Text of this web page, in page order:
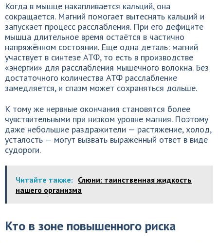
Когда в мышце накапливается кальций, она
сокращается. Магний помогает вытеснять кальций и
запускает процесс расслабления. При его дефиците
мышца длительное время остаётся в частично
напряжённом состоянии. Еще одна деталь: магний
участвует в синтезе АТФ, то есть в производстве
«энергии» для расслабления мышечного волокна. Без
достаточного количества АТФ расслабление
замедляется, и спазм может сохраняться дольше.
К тому же нервные окончания становятся более
чувствительными при низком уровне магния. Поэтому
даже небольшие раздражители — растяжение, холод,
усталость — могут вызвать выраженный ответ в виде
судороги.
Читайте также: Слюни: таинственная жидкость
нашего организма
Кто в зоне повышенного риска